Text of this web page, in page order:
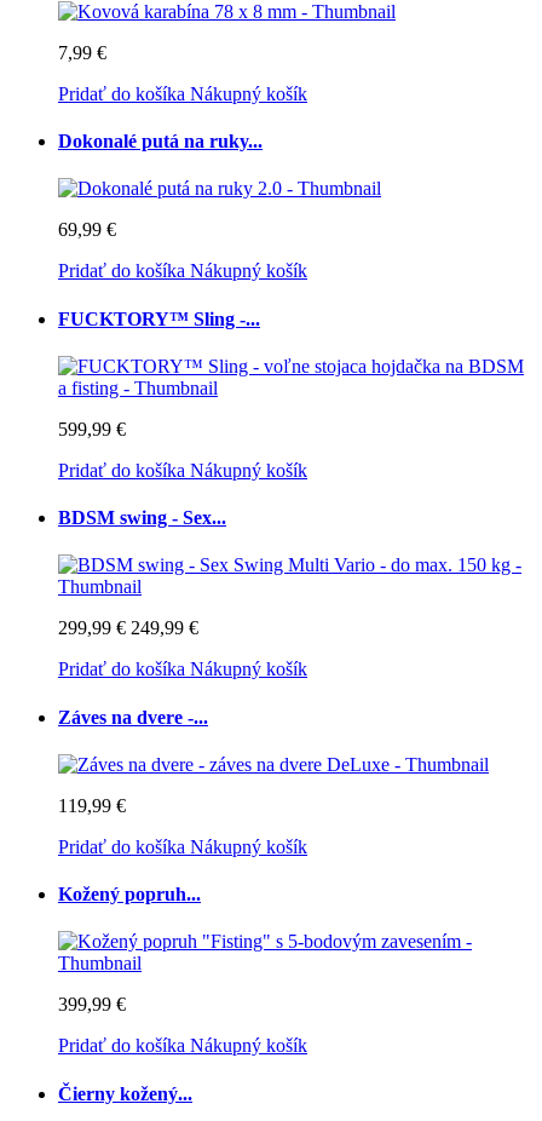
7,99 €
Pridať do košíka Nákupný košík
Dokonalé putá na ruky...
69,99 €
Pridať do košíka Nákupný košík
FUCKTORY™ Sling -...
599,99 €
Pridať do košíka Nákupný košík
BDSM swing - Sex...
299,99 € 249,99 €
Pridať do košíka Nákupný košík
Záves na dvere -...
119,99 €
Pridať do košíka Nákupný košík
Kožený popruh...
399,99 €
Pridať do košíka Nákupný košík
Čierny kožený...